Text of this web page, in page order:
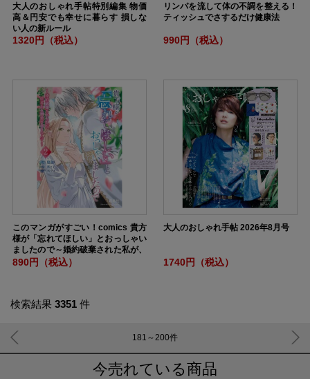
大人のおしゃれ手帖特別編集 物価
高＆円安でも幸せに暮らす 損しな
い人の新ルール
1320円（税込）
リンパを流して体の不調を整える！
ティッシュでさするだけ健康法
990円（税込）
このマンガがすごい！comics 貴方
様が「忘れてほしい」とおっしゃい
ましたので～婚約破棄された私が、
従者から溺愛されるなんて～ 2
890円（税込）
大人のおしゃれ手帖 2026年8月号
1740円（税込）
検索結果 3351 件
181～200件
今売れている商品